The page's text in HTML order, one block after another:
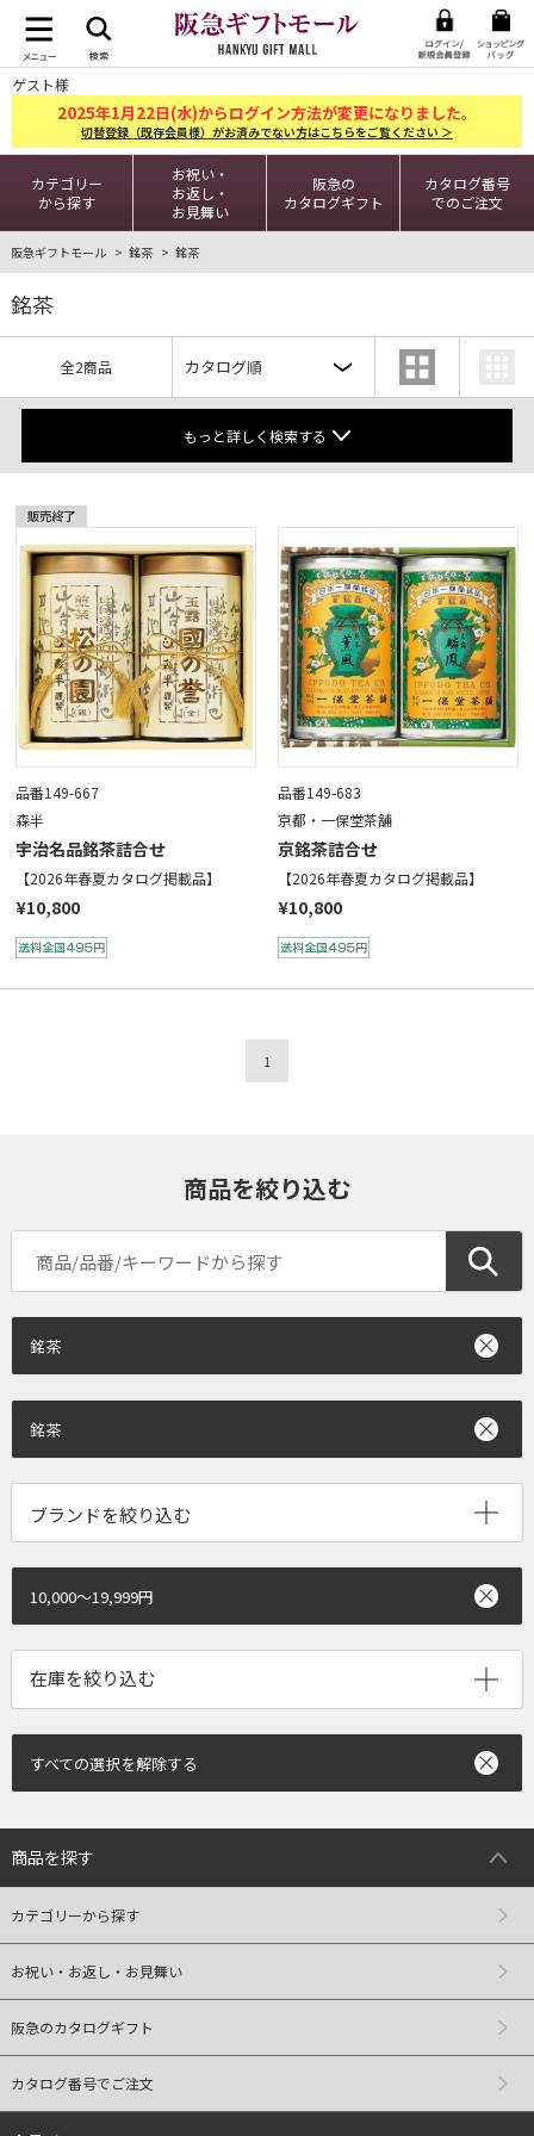
ゲスト様
2025年1月22日(水)からログイン方法が変更になりました。
切替登録（既存会員様）がお済みでない方はこちらをご覧ください ＞
カテゴリー
から探す
お祝い・
お返し・
お見舞い
阪急の
カタログギフト
カタログ番号
でのご注文
阪急ギフトモール 銘茶 銘茶
銘茶
全2商品
もっと詳しく検索する
品番149-667
森半
宇治名品銘茶詰合せ
【2026年春夏カタログ掲載品】
¥10,800
品番149-683
京都・一保堂茶舗
京銘茶詰合せ
【2026年春夏カタログ掲載品】
¥10,800
1
商品を絞り込む
銘茶
銘茶
ブランドを絞り込む
10,000～19,999円
すべての選択を解除する
商品を探す
カテゴリーから探す
お祝い・お返し・お見舞い
阪急のカタログギフト
カタログ番号でご注文